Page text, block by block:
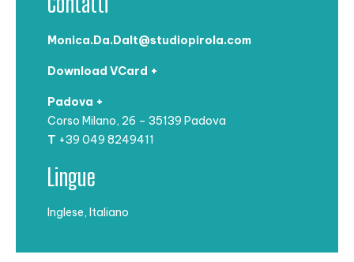
Monica.Da.Dalt@studiopirola.com
Download VCard +
Padova +
Corso Milano, 26 – 35139 Padova
T +39 049 8249411
Lingue
Inglese, Italiano